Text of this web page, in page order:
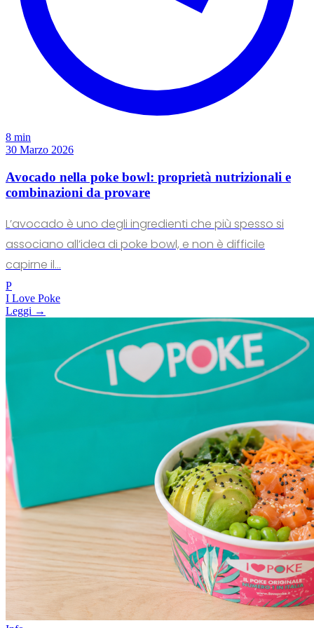
8 min
30 Marzo 2026
Avocado nella poke bowl: proprietà nutrizionali e
combinazioni da provare
L’avocado è uno degli ingredienti che più spesso si
associano all’idea di poke bowl, e non è difficile
capirne il...
P
I Love Poke
Leggi →